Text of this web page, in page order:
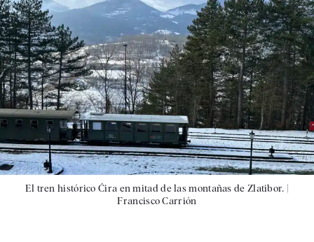
El tren histórico Ćira en mitad de las montañas de Zlatibor. |
Francisco Carrión